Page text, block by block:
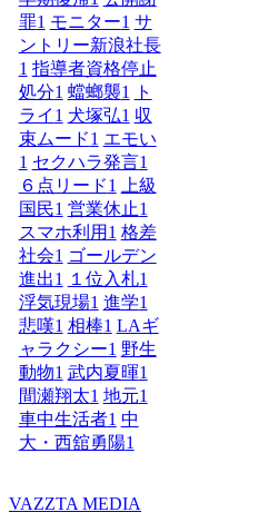
罪1 モニター1 サ
ントリー新浪社長
1 指導者資格停止
処分1 蟷螂襲1
ト
ライ 1 犬塚弘1 収
束ムード1 エモい
1 セクハラ発言1
６点リード1
上級
国民1 営業休止1
スマホ利用 1 格差
社会1 ゴールデン
進出1 １位入札1
浮気現場1 進学1
悲嘆1 相棒1 LAギ
ャラクシー1 野生
動物1 武内夏暉1
間瀬翔太1 地元1
車中生活者1 中
大・西舘勇陽1
VAZZTA MEDIA